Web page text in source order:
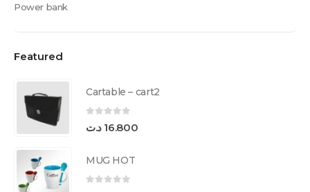
Power bank
Featured
Cartable – cart2
16.800 د.ت
MUG HOT